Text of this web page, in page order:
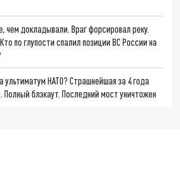
чем докладывали. Враг форсировал реку.
по глупости спалил позиции ВС России на
ультиматум НАТО? Страшнейшая за 4 года
Полный блэкаут. Последний мост уничтожен